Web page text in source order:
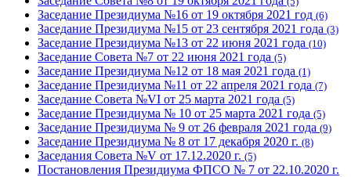
Заседание Президиума №16 от 19 октября 2021 год (6)
Заседание Президиума №15 от 23 сентября 2021 года (3)
Заседание Президиума №13 от 22 июня 2021 года (10)
Заседание Совета №7 от 22 июня 2021 года (5)
Заседание Президиума №12 от 18 мая 2021 года (1)
Заседание Президиума №11 от 22 апреля 2021 года (7)
Заседание Совета №VI от 25 марта 2021 года (5)
Заседание Президиума № 10 от 25 марта 2021 года (5)
Заседание Президиума № 9 от 26 февраля 2021 года (9)
Заседание Президиума № 8 от 17 декабря 2020 г. (8)
Заседания Совета №V от 17.12.2020 г. (5)
Постановления Президиума ФПСО № 7 от 22.10.2020 г.